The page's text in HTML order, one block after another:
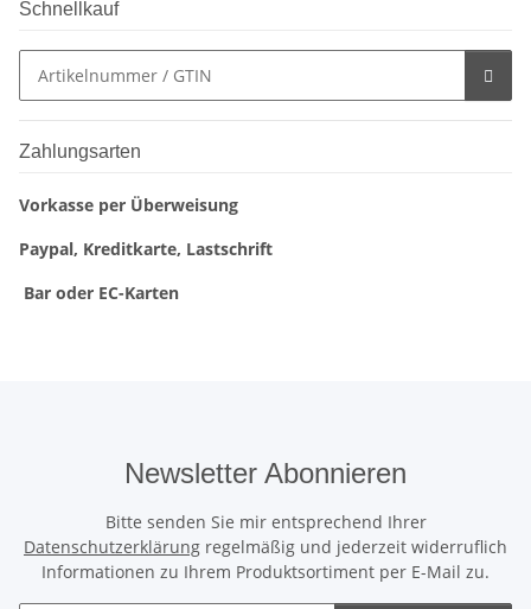
Schnellkauf
Zahlungsarten
Vorkasse per Überweisung
Paypal, Kreditkarte, Lastschrift
Bar oder EC-Karten
Newsletter Abonnieren
Bitte senden Sie mir entsprechend Ihrer
Datenschutzerklärung regelmäßig und jederzeit widerruflich
Informationen zu Ihrem Produktsortiment per E-Mail zu.